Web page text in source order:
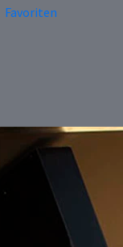
Favoriten